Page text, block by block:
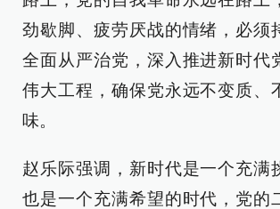
劲歇脚、疲劳厌战的情绪，必须
全面从严治党，深入推进新时代
伟大工程，确保党永远不变质、
味。
赵乐际强调，新时代是一个充满
也是一个充满希望的时代，党的